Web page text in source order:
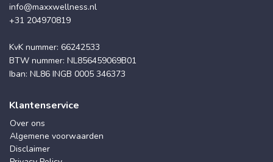
info@maxxwellness.nl
+31 204970819
KvK nummer: 66242533
BTW nummer: NL856459069B01
Iban: NL86 INGB 0005 346373
Klantenservice
Over ons
Algemene voorwaarden
Disclaimer